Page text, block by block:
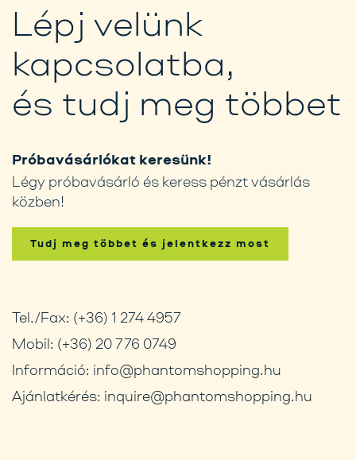
Lépj velünk
kapcsolatba,
és tudj meg többet
Próbavásárlókat keresünk!
Légy próbavásárló és keress pénzt vásárlás
közben!
Tudj meg többet és jelentkezz most
Tel./Fax: (+36) 1 274 4957
Mobil: (+36) 20 776 0749
Információ: info@phantomshopping.hu
Ajánlatkérés: inquire@phantomshopping.hu